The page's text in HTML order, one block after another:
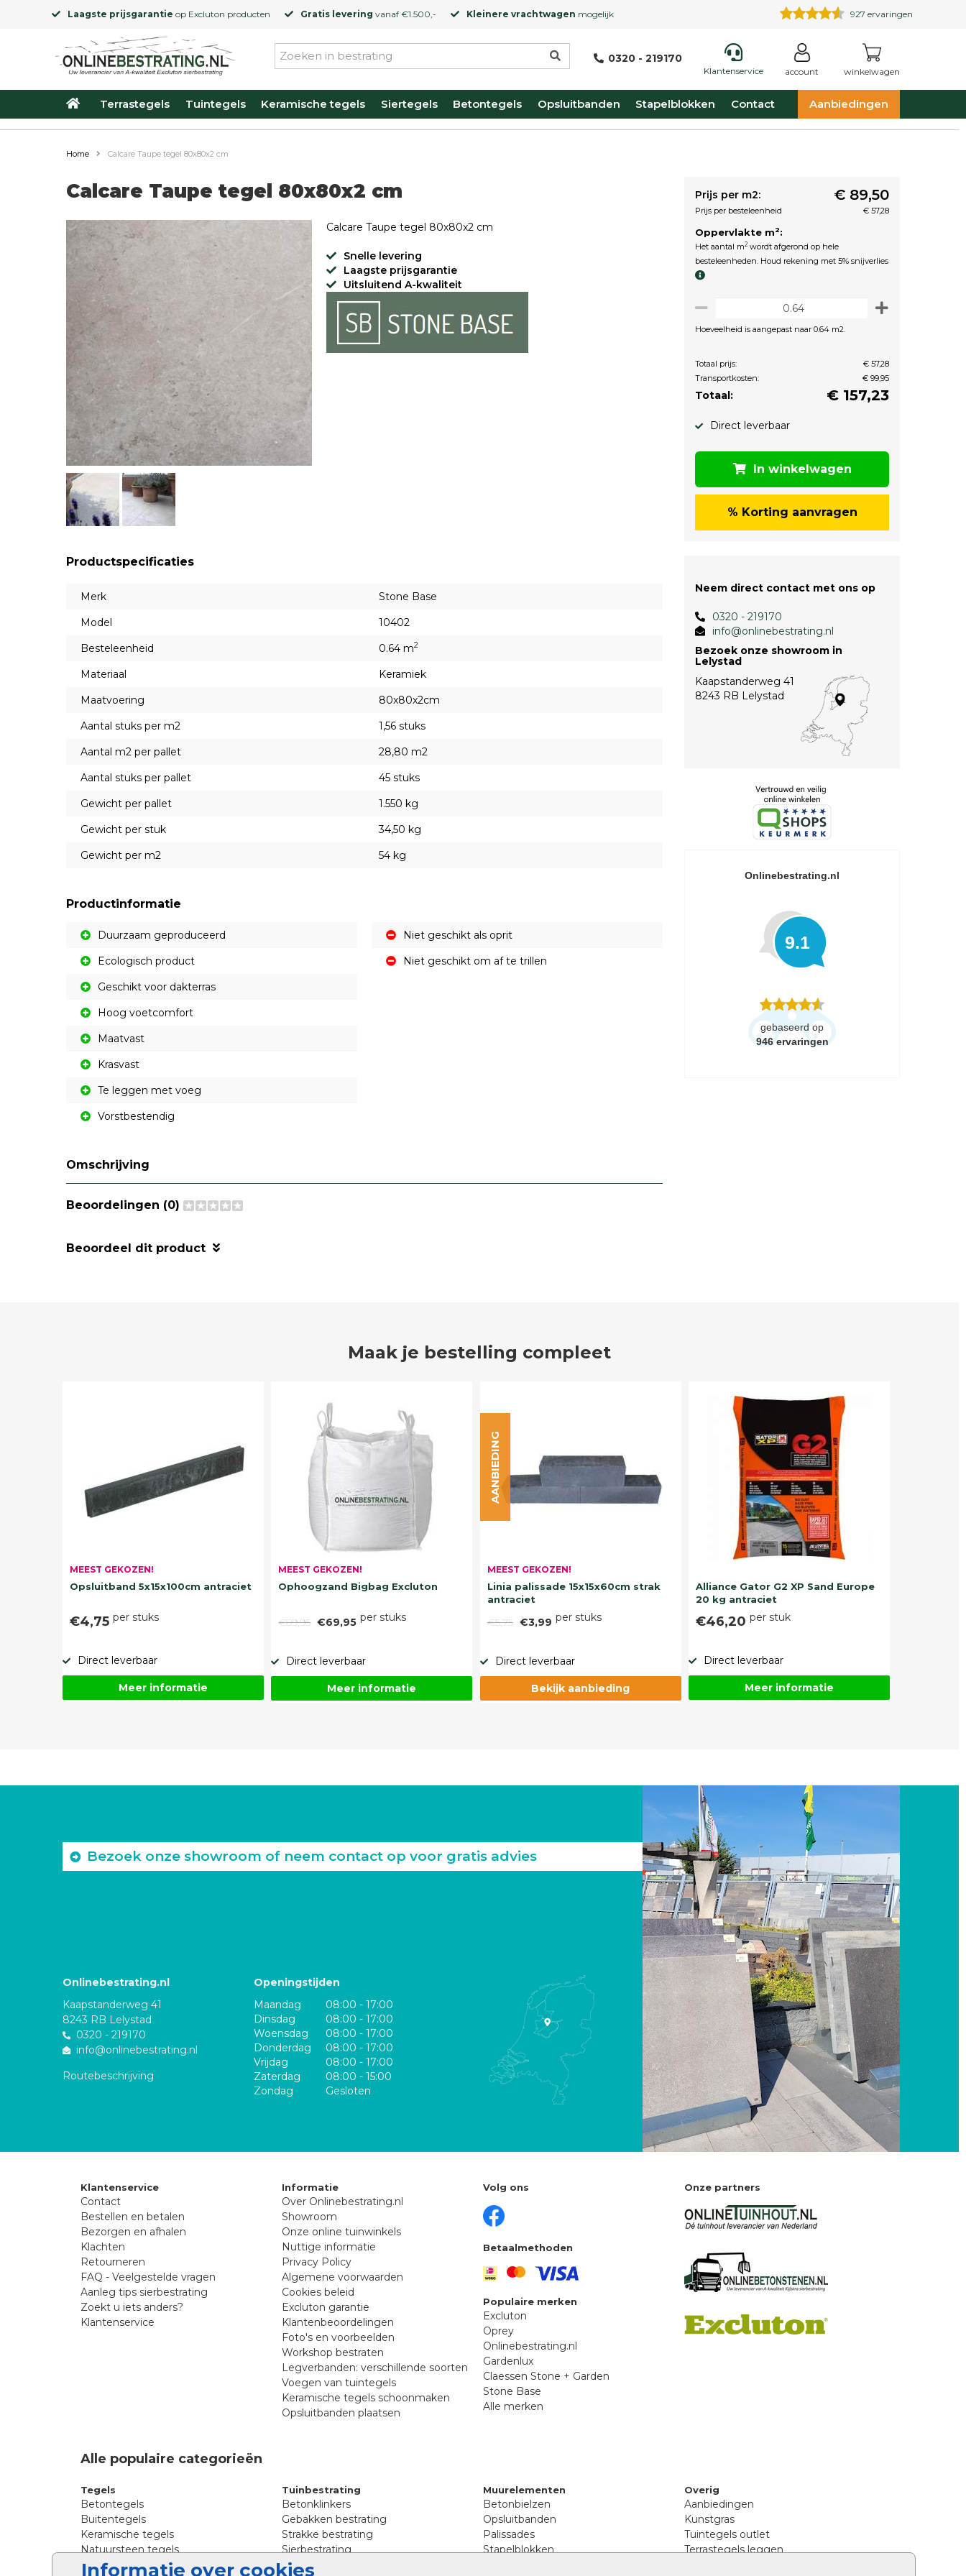
Laagste prijsgarantie op Excluton producten Gratis levering vanaf €1.500,- Kleinere vrachtwagen mogelijk 927 ervaringen
0320 - 219170
Klantenservice account winkelwagen
Terrastegels Tuintegels Keramische tegels Siertegels Betontegels Opsluitbanden Stapelblokken Contact Aanbiedingen
Informatie over cookies
Home Calcare Taupe tegel 80x80x2 cm
Calcare Taupe tegel 80x80x2 cm
Calcare Taupe tegel 80x80x2 cm
Snelle levering
Laagste prijsgarantie
Uitsluitend A-kwaliteit
Productspecificaties
Merk
Stone Base
Model
10402
Besteleenheid
0.64 m2
Materiaal
Keramiek
Maatvoering
80x80x2cm
Aantal stuks per m2
1,56 stuks
Aantal m2 per pallet
28,80 m2
Aantal stuks per pallet
45 stuks
Gewicht per pallet
1.550 kg
Gewicht per stuk
34,50 kg
Gewicht per m2
54 kg
Productinformatie
Duurzaam geproduceerd
Ecologisch product
Geschikt voor dakterras
Hoog voetcomfort
Maatvast
Krasvast
Te leggen met voeg
Vorstbestendig
Niet geschikt als oprit
Niet geschikt om af te trillen
Omschrijving
Beoordelingen (0)
Beoordeel dit product
Prijs per m2: € 89,50
Prijs per besteleenheid € 57,28
Oppervlakte m2:
Het aantal m2 wordt afgerond op hele
besteleenheden. Houd rekening met 5% snijverlies
Hoeveelheid is aangepast naar 0.64 m2.
Totaal prijs:
€ 57,28
Transportkosten:
€ 99,95
Totaal: € 157,23
Direct leverbaar
In winkelwagen
% Korting aanvragen
Neem direct contact met ons op
0320 - 219170
info@onlinebestrating.nl
Bezoek onze showroom in
Lelystad
Kaapstanderweg 41
8243 RB Lelystad
Onlinebestrating.nl
9.1
gebaseerd op
946 ervaringen
Maak je bestelling compleet
MEEST GEKOZEN!
Opsluitband 5x15x100cm antraciet
€4,75 per stuks
Direct leverbaar
Meer informatie
MEEST GEKOZEN!
Ophoogzand Bigbag Excluton
€89,95 €69,95 per stuks
Direct leverbaar
Meer informatie
MEEST GEKOZEN!
Linia palissade 15x15x60cm strak
antraciet
€5,75 €3,99 per stuks
AANBIEDING
Direct leverbaar
Bekijk aanbieding
Alliance Gator G2 XP Sand Europe
20 kg antraciet
€46,20 per stuk
Direct leverbaar
Meer informatie
Bezoek onze showroom of neem contact op voor gratis advies
Onlinebestrating.nl
Kaapstanderweg 41
8243 RB Lelystad
0320 - 219170
info@onlinebestrating.nl
Routebeschrijving
Openingstijden
Maandag
08:00 - 17:00
Dinsdag
08:00 - 17:00
Woensdag
08:00 - 17:00
Donderdag
08:00 - 17:00
Vrijdag
08:00 - 17:00
Zaterdag
08:00 - 15:00
Zondag
Gesloten
Klantenservice
Contact
Bestellen en betalen
Bezorgen en afhalen
Klachten
Retourneren
FAQ - Veelgestelde vragen
Aanleg tips sierbestrating
Zoekt u iets anders?
Klantenservice
Informatie
Over Onlinebestrating.nl
Showroom
Onze online tuinwinkels
Nuttige informatie
Privacy Policy
Algemene voorwaarden
Cookies beleid
Excluton garantie
Klantenbeoordelingen
Foto's en voorbeelden
Workshop bestraten
Legverbanden: verschillende soorten
Voegen van tuintegels
Keramische tegels schoonmaken
Opsluitbanden plaatsen
Volg ons
Betaalmethoden
Populaire merken
Excluton
Oprey
Onlinebestrating.nl
Gardenlux
Claessen Stone + Garden
Stone Base
Alle merken
Onze partners
Alle populaire categorieën
Tegels
Betontegels
Buitentegels
Keramische tegels
Natuursteen tegels
Siertegels
Tuinbestrating
Betonklinkers
Gebakken bestrating
Strakke bestrating
Sierbestrating
Straatklinkers
Muurelementen
Betonbielzen
Opsluitbanden
Palissades
Stapelblokken
Overig
Aanbiedingen
Kunstgras
Tuintegels outlet
Terrastegels leggen